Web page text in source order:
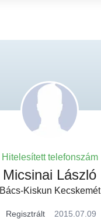
Hitelesített telefonszám
Micsinai László
Bács-Kiskun Kecskemét
Regisztrált
2015.07.09